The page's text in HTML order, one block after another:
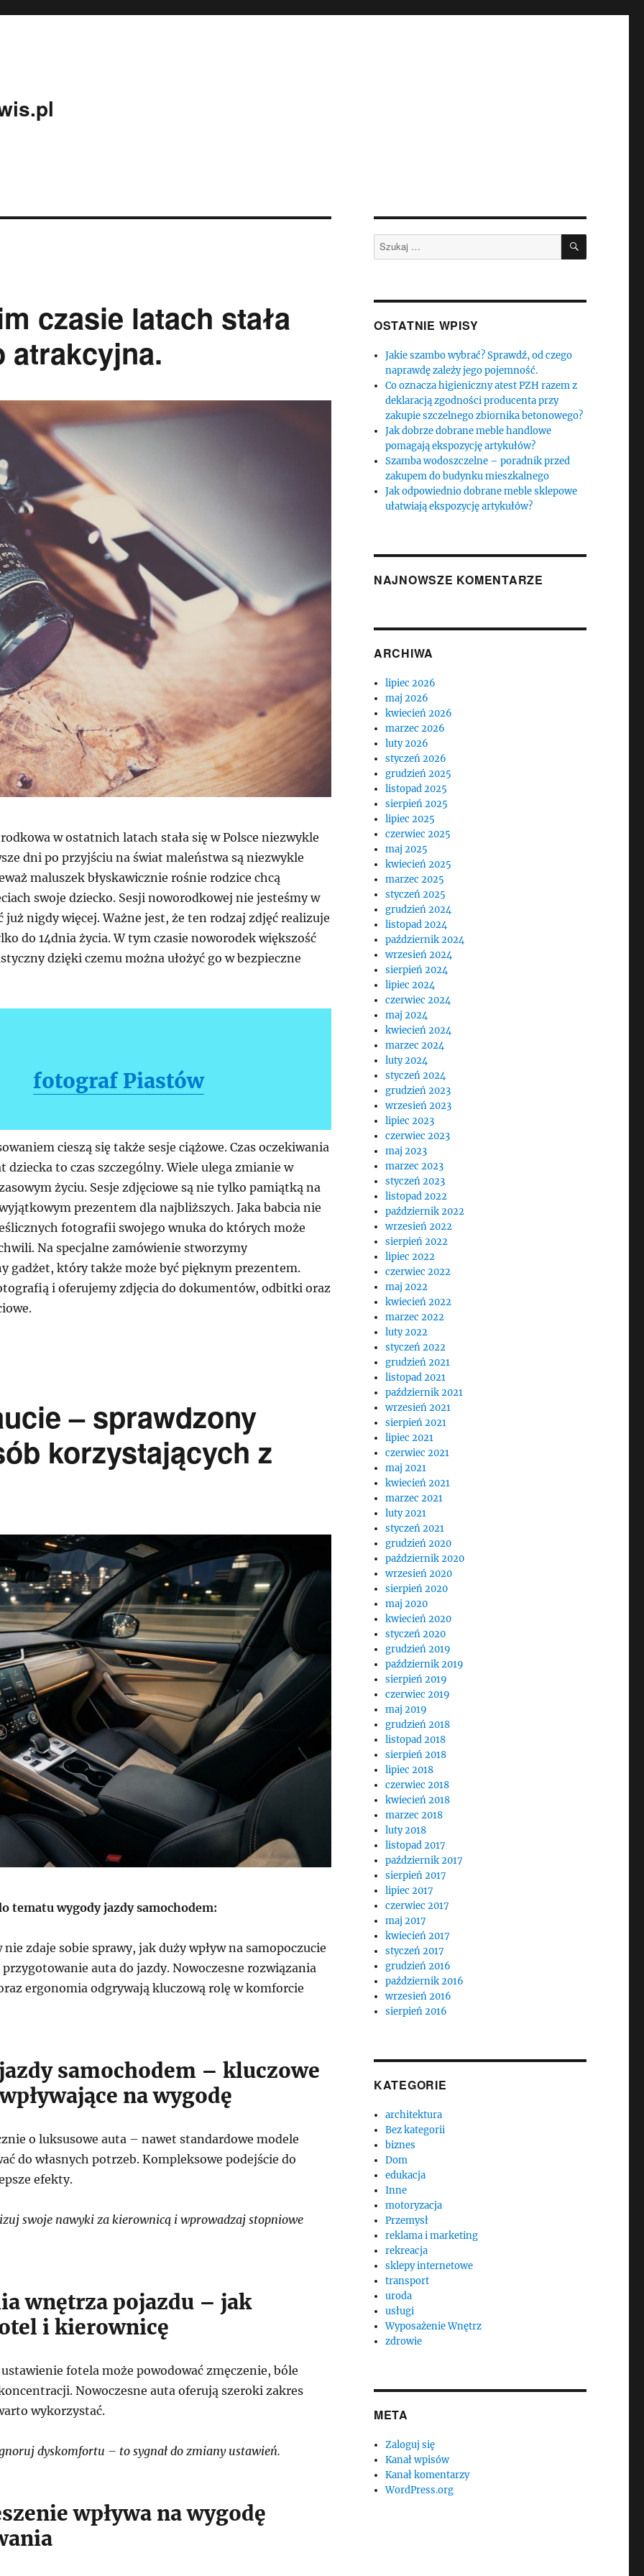
czasie latach stała
atrakcyjna.
w ostatnich latach stała się w Polsce niezwykle
dni po przyjściu na świat maleństwa są niezwykle
maluszek błyskawicznie rośnie rodzice chcą
swoje dziecko. Sesji noworodkowej nie jesteśmy w
nigdy więcej. Ważne jest, że ten rodzaj zdjęć realizuje
do 14dnia życia. W tym czasie noworodek większość
dzięki czemu można ułożyć go w bezpieczne
fotograf Piastów
cieszą się także sesje ciążowe. Czas oczekiwania
dziecka to czas szczególny. Wiele ulega zmianie w
życiu. Sesje zdjęciowe są nie tylko pamiątką na
prezentem dla najbliższych. Jaka babcia nie
fotografii swojego wnuka do których może
Na specjalne zamówienie stworzymy
gadżet, który także może być pięknym prezentem.
i oferujemy zdjęcia do dokumentów, odbitki oraz
– sprawdzony
korzystających z
tematu wygody jazdy samochodem:
zdaje sobie sprawy, jak duży wpływ na samopoczucie
auta do jazdy. Nowoczesne rozwiązania
ergonomia odgrywają kluczową rolę w komforcie
samochodem – kluczowe
na wygodę
o luksusowe auta – nawet standardowe modele
do własnych potrzeb. Kompleksowe podejście do
efekty.
swoje nawyki za kierownicą i wprowadzaj stopniowe
wnętrza pojazdu – jak
i kierownicę
fotela może powodować zmęczenie, bóle
Nowoczesne auta oferują szeroki zakres
wykorzystać.
dyskomfortu – to sygnał do zmiany ustawień.
wpływa na wygodę
Szukaj: SZUKAJ
OSTATNIE WPISY
Jakie szambo wybrać? Sprawdź, od czego
naprawdę zależy jego pojemność.
Co oznacza higieniczny atest PZH razem z
deklaracją zgodności producenta przy
zakupie szczelnego zbiornika betonowego?
Jak dobrze dobrane meble handlowe
pomagają ekspozycję artykułów?
Szamba wodoszczelne – poradnik przed
zakupem do budynku mieszkalnego
Jak odpowiednio dobrane meble sklepowe
ułatwiają ekspozycję artykułów?
NAJNOWSZE KOMENTARZE
ARCHIWA
lipiec 2026
maj 2026
kwiecień 2026
marzec 2026
luty 2026
styczeń 2026
grudzień 2025
listopad 2025
sierpień 2025
lipiec 2025
czerwiec 2025
maj 2025
kwiecień 2025
marzec 2025
styczeń 2025
grudzień 2024
listopad 2024
październik 2024
wrzesień 2024
sierpień 2024
lipiec 2024
czerwiec 2024
maj 2024
kwiecień 2024
marzec 2024
luty 2024
styczeń 2024
grudzień 2023
wrzesień 2023
lipiec 2023
czerwiec 2023
maj 2023
marzec 2023
styczeń 2023
listopad 2022
październik 2022
wrzesień 2022
sierpień 2022
lipiec 2022
czerwiec 2022
maj 2022
kwiecień 2022
marzec 2022
luty 2022
styczeń 2022
grudzień 2021
listopad 2021
październik 2021
wrzesień 2021
sierpień 2021
lipiec 2021
czerwiec 2021
maj 2021
kwiecień 2021
marzec 2021
luty 2021
styczeń 2021
grudzień 2020
październik 2020
wrzesień 2020
sierpień 2020
maj 2020
kwiecień 2020
styczeń 2020
grudzień 2019
październik 2019
sierpień 2019
czerwiec 2019
maj 2019
grudzień 2018
listopad 2018
sierpień 2018
lipiec 2018
czerwiec 2018
kwiecień 2018
marzec 2018
luty 2018
listopad 2017
październik 2017
sierpień 2017
lipiec 2017
czerwiec 2017
maj 2017
kwiecień 2017
styczeń 2017
grudzień 2016
październik 2016
wrzesień 2016
sierpień 2016
KATEGORIE
architektura
Bez kategorii
biznes
Dom
edukacja
Inne
motoryzacja
Przemysł
reklama i marketing
rekreacja
sklepy internetowe
transport
uroda
usługi
Wyposażenie Wnętrz
zdrowie
META
Zaloguj się
Kanał wpisów
Kanał komentarzy
WordPress.org